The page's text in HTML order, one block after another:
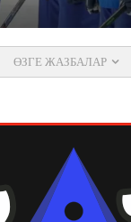
ӨЗГЕ ЖАЗБАЛАР